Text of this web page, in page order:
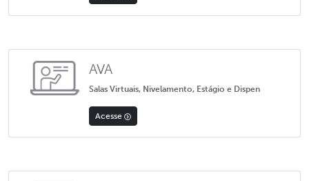
AVA
Salas Virtuais, Nivelamento, Estágio e Dispen
Acesse